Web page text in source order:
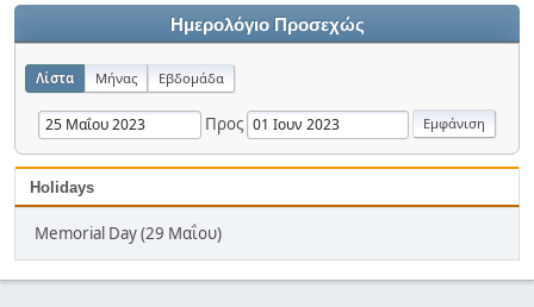
Ημερολόγιο Προσεχώς
Λίστα Μήνας Εβδομάδα
Προς
Holidays
Memorial Day (29 Μαΐου)